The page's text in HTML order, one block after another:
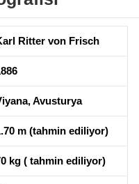
Ritter von Frisch
Avusturya
m (tahmin ediliyor)
kg ( tahmin ediliyor)